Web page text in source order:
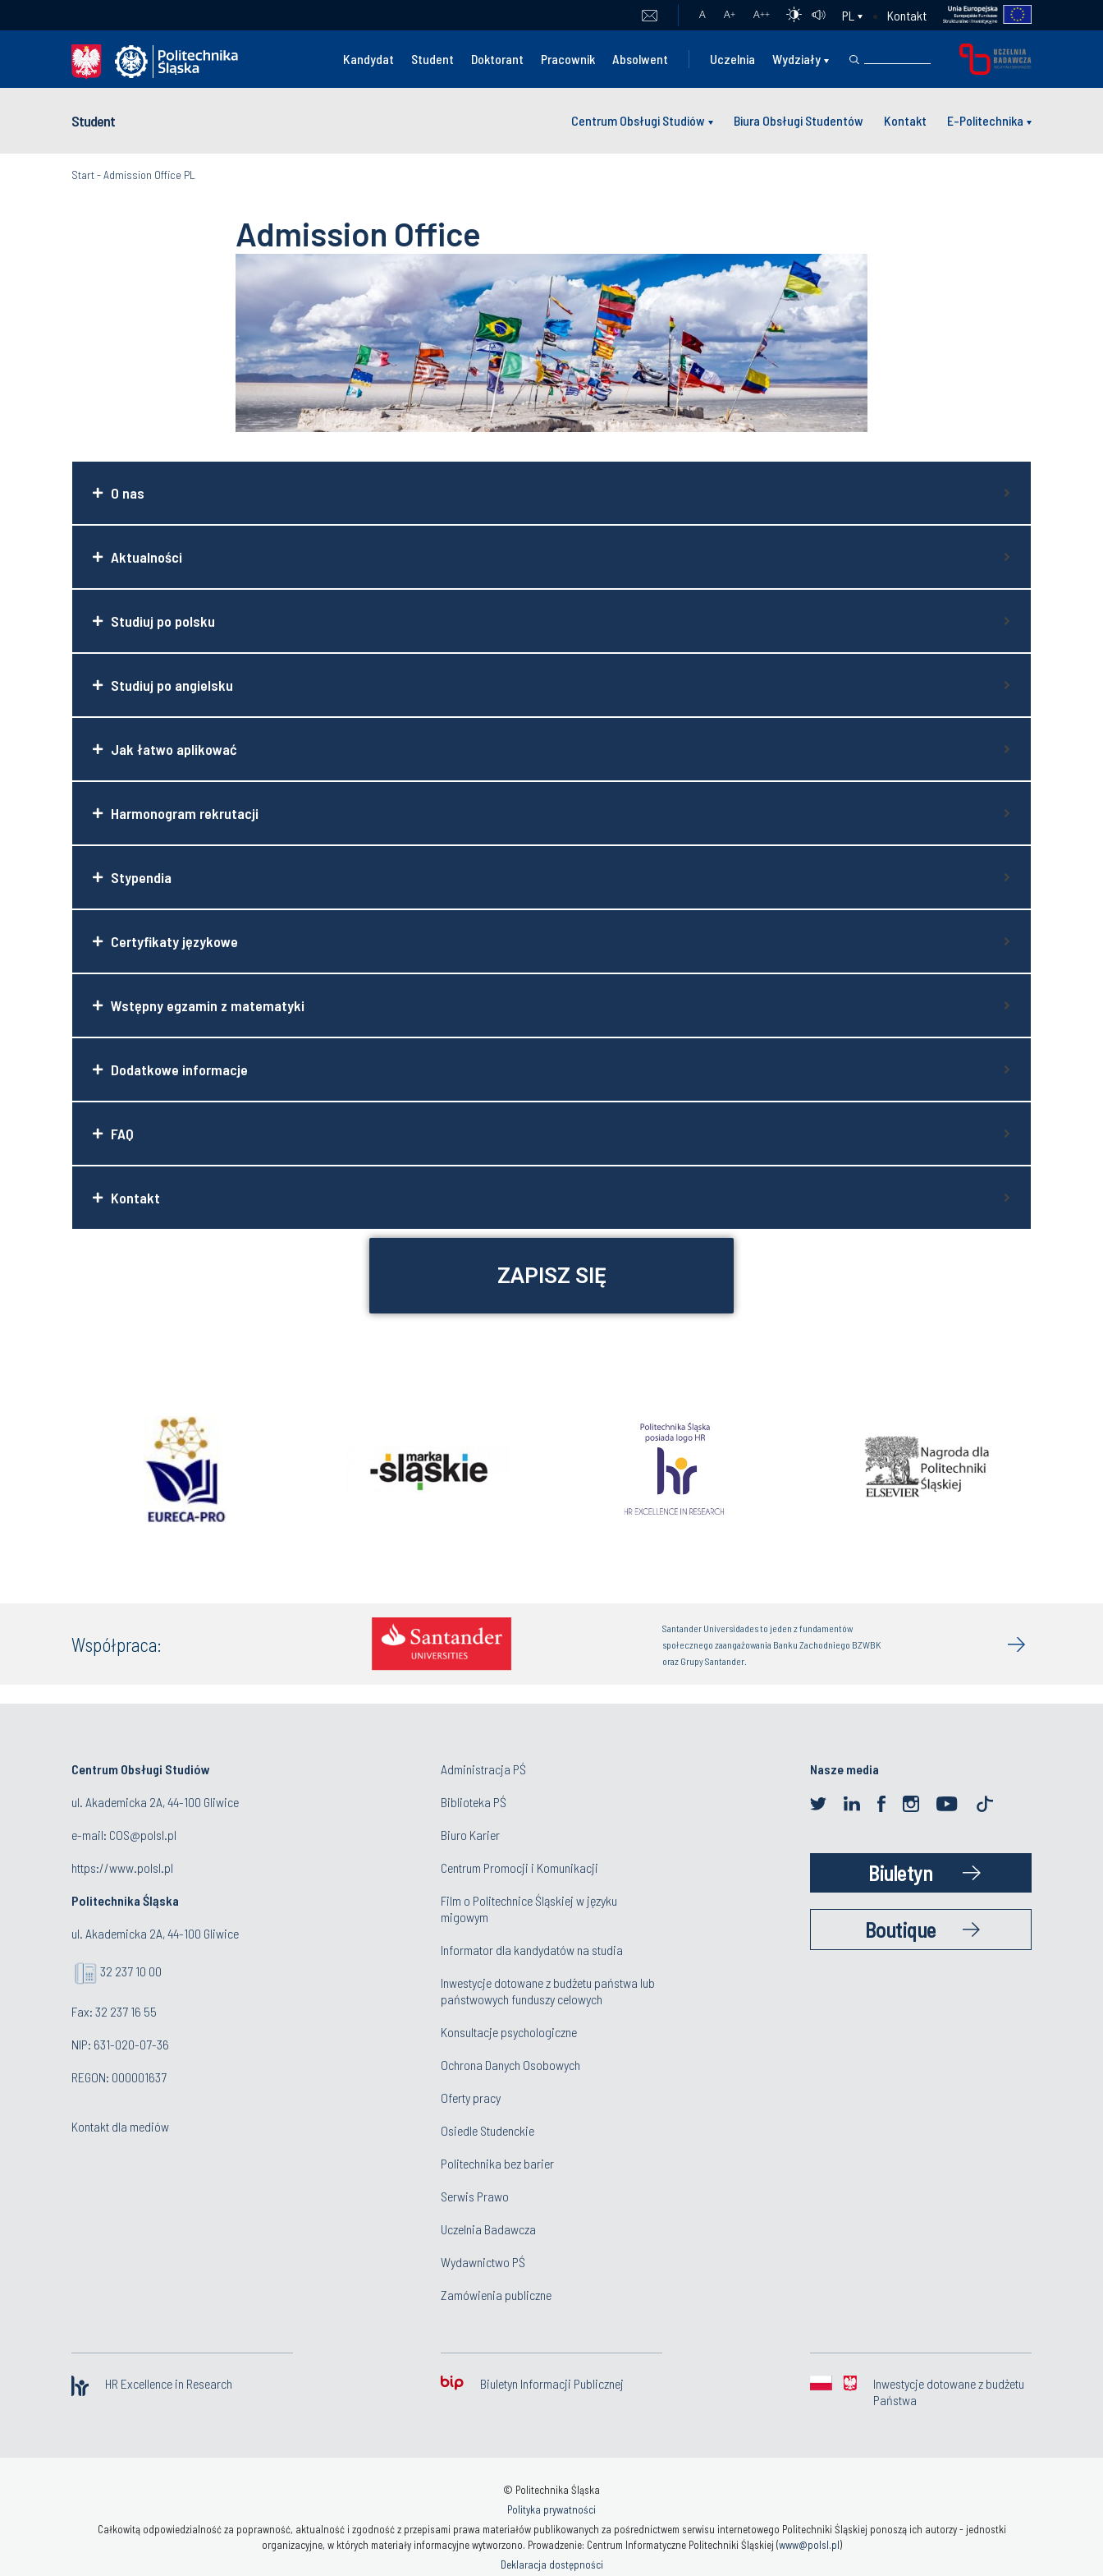
A A+ A++ PL Kontakt
Kandydat Student Doktorant Pracownik Absolwent Uczelnia Wydziały
Student Centrum Obsługi Studiów Biura Obsługi Studentów Kontakt E-Politechnika
Start-Admission Office PL
Admission Office
O nas
Aktualności
Studiuj po polsku
Studiuj po angielsku
Jak łatwo aplikować
Harmonogram rekrutacji
Stypendia
Certyfikaty językowe
Wstępny egzamin z matematyki
Dodatkowe informacje
FAQ
Kontakt
ZAPISZ SIĘ
Współpraca:
Santander Universidades to jeden z fundamentów
społecznego zaangażowania Banku Zachodniego BZWBK
oraz Grupy Santander.
Centrum Obsługi Studiów
ul. Akademicka 2A, 44-100 Gliwice
e-mail: COS@polsl.pl
https://www.polsl.pl
Politechnika Śląska
ul. Akademicka 2A, 44-100 Gliwice
32 237 10 00
Fax: 32 237 16 55
NIP: 631-020-07-36
REGON: 000001637
Kontakt dla mediów
Administracja PŚ
Biblioteka PŚ
Biuro Karier
Centrum Promocji i Komunikacji
Film o Politechnice Śląskiej w języku
migowym
Informator dla kandydatów na studia
Inwestycje dotowane z budżetu państwa lub
państwowych funduszy celowych
Konsultacje psychologiczne
Ochrona Danych Osobowych
Oferty pracy
Osiedle Studenckie
Politechnika bez barier
Serwis Prawo
Uczelnia Badawcza
Wydawnictwo PŚ
Zamówienia publiczne
Nasze media
Biuletyn
Boutique
HR Excellence in Research Biuletyn Informacji Publicznej
Inwestycje dotowane z budżetu
Państwa
© Politechnika Śląska
Polityka prywatności
Całkowitą odpowiedzialność za poprawność, aktualność i zgodność z przepisami prawa materiałów publikowanych za pośrednictwem serwisu internetowego Politechniki Śląskiej ponoszą ich autorzy - jednostki
organizacyjne, w których materiały informacyjne wytworzono. Prowadzenie: Centrum Informatyczne Politechniki Śląskiej (www@polsl.pl)
Deklaracja dostępności